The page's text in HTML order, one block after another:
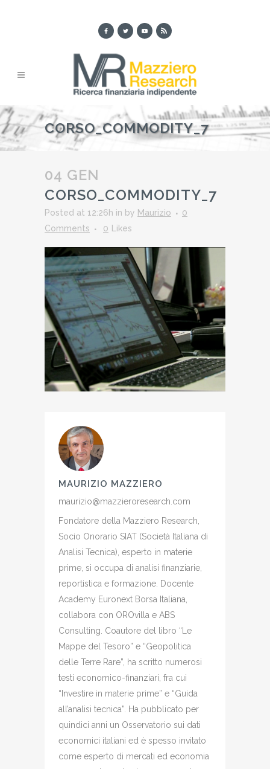
CORSO_COMMODITY_7
04 GEN
CORSO_COMMODITY_7
Posted at 12:26h in by Maurizio
0
Comments
0 Likes
MAURIZIO MAZZIERO
maurizio@mazzieroresearch.com
Fondatore della Mazziero Research,
Socio Onorario SIAT (Società Italiana di
Analisi Tecnica), esperto in materie
prime, si occupa di analisi finanziarie,
reportistica e formazione. Docente
Academy Euronext Borsa Italiana,
collabora con OROvilla e ABS
Consulting. Coautore del libro “Le
Mappe del Tesoro” e “Geopolitica
delle Terre Rare”, ha scritto numerosi
testi economico-finanziari, fra cui
“Investire in materie prime” e “Guida
all’analisi tecnica”. Ha pubblicato per
quindici anni un Osservatorio sui dati
economici italiani ed è spesso invitato
come esperto di mercati ed economia